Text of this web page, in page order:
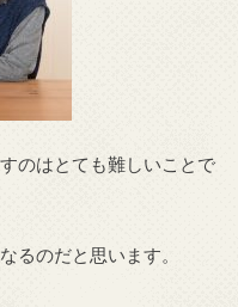
のはとても難しいことで
るのだと思います。